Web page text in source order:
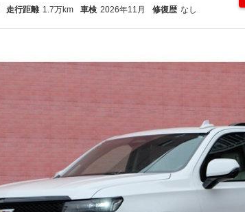
走行距離 1.7万km 車検 2026年11月 修復歴 なし